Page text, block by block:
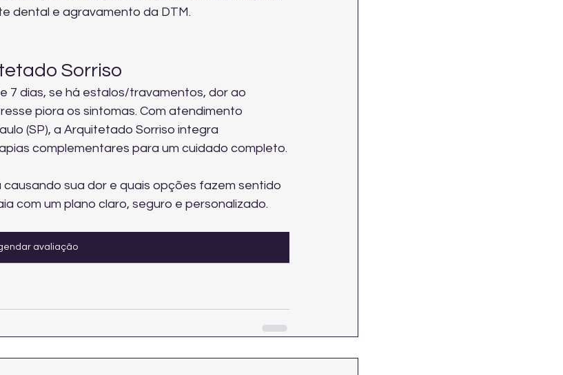
dental e agravamento da DTM.
Sorriso
7 dias, se há estalos/travamentos, dor ao
piora os sintomas. Com atendimento
(SP), a Arquitetado Sorriso integra
complementares para um cuidado completo.
sua dor e quais opções fazem sentido
com um plano claro, seguro e personalizado.
avaliação